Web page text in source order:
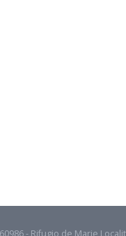
- Rifugio de Marie